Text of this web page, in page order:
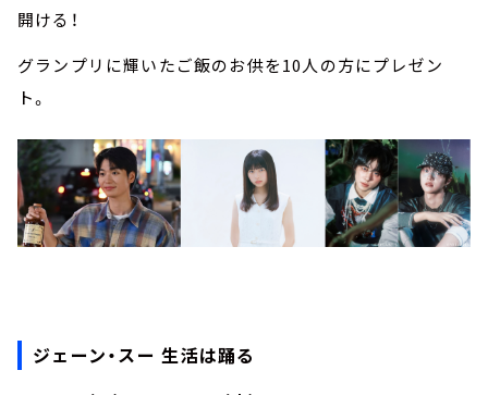
開ける！
グランプリに輝いたご飯のお供を10人の方にプレゼン
ト。
ジェーン・スー 生活は踊る